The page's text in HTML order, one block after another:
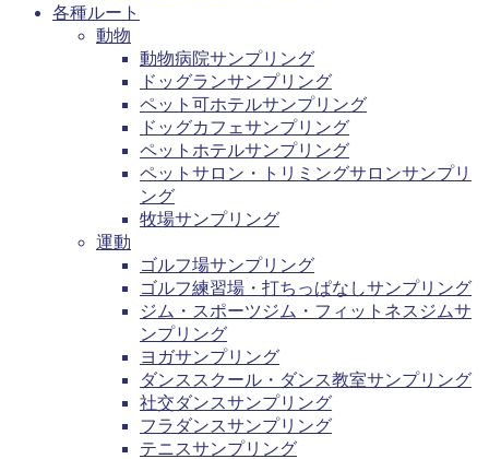
各種ルート
動物
動物病院サンプリング
ドッグランサンプリング
ペット可ホテルサンプリング
ドッグカフェサンプリング
ペットホテルサンプリング
ペットサロン・トリミングサロンサンプリ
ング
牧場サンプリング
運動
ゴルフ場サンプリング
ゴルフ練習場・打ちっぱなしサンプリング
ジム・スポーツジム・フィットネスジムサ
ンプリング
ヨガサンプリング
ダンススクール・ダンス教室サンプリング
社交ダンスサンプリング
フラダンスサンプリング
テニスサンプリング